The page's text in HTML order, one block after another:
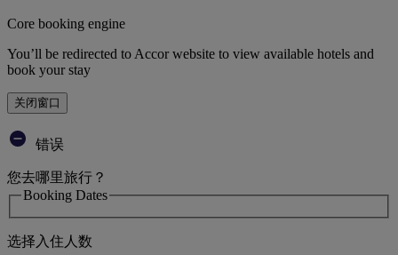
Core booking engine
You’ll be redirected to Accor website to view available hotels and
book your stay
关闭窗口
错误
您去哪里旅行？
Booking Dates
选择入住人数